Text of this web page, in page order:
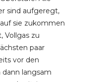
sind aufgeregt,
sie zukommen
Vollgas zu
paar
vor den
langsam